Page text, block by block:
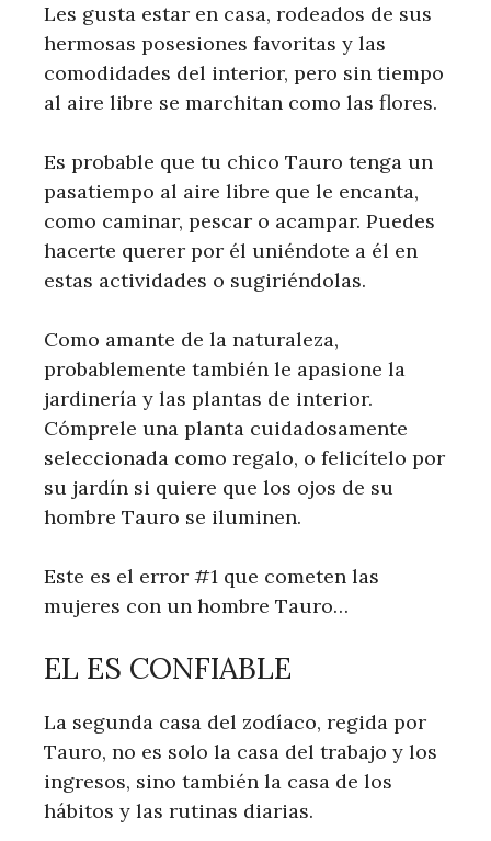
Les gusta estar en casa, rodeados de sus
hermosas posesiones favoritas y las
comodidades del interior, pero sin tiempo
al aire libre se marchitan como las flores.
Es probable que tu chico Tauro tenga un
pasatiempo al aire libre que le encanta,
como caminar, pescar o acampar. Puedes
hacerte querer por él uniéndote a él en
estas actividades o sugiriéndolas.
Como amante de la naturaleza,
probablemente también le apasione la
jardinería y las plantas de interior.
Cómprele una planta cuidadosamente
seleccionada como regalo, o felicítelo por
su jardín si quiere que los ojos de su
hombre Tauro se iluminen.
Este es el error #1 que cometen las
mujeres con un hombre Tauro…
EL ES CONFIABLE
La segunda casa del zodíaco, regida por
Tauro, no es solo la casa del trabajo y los
ingresos, sino también la casa de los
hábitos y las rutinas diarias.